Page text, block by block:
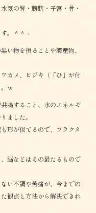
気の腎・膀胱・子宮・骨・
。＾＾；
い物を摂ることや海産物、
カメ、ヒジキ（「ひ」が付
ｗ
鳴すること、水のエネルギ
ました。
形が似てるので、フラクタ
脳などはその最たるもので
い不調や苦痛が、今までの
観点と方法から解決できれ